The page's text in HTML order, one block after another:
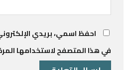
احفظ اسمي، بريدي
في هذا المتصفح لاستخدامها